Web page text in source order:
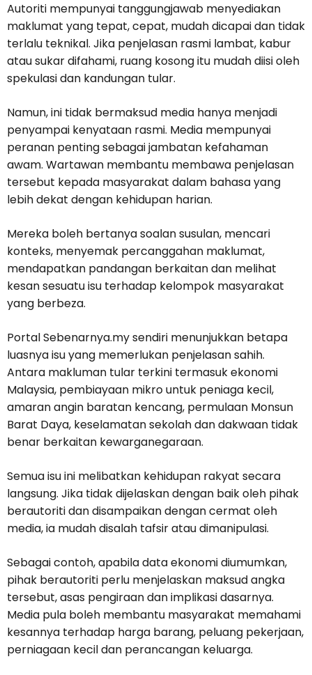
Autoriti mempunyai tanggungjawab menyediakan
maklumat yang tepat, cepat, mudah dicapai dan tidak
terlalu teknikal. Jika penjelasan rasmi lambat, kabur
atau sukar difahami, ruang kosong itu mudah diisi oleh
spekulasi dan kandungan tular.
Namun, ini tidak bermaksud media hanya menjadi
penyampai kenyataan rasmi. Media mempunyai
peranan penting sebagai jambatan kefahaman
awam. Wartawan membantu membawa penjelasan
tersebut kepada masyarakat dalam bahasa yang
lebih dekat dengan kehidupan harian.
Mereka boleh bertanya soalan susulan, mencari
konteks, menyemak percanggahan maklumat,
mendapatkan pandangan berkaitan dan melihat
kesan sesuatu isu terhadap kelompok masyarakat
yang berbeza.
Portal Sebenarnya.my sendiri menunjukkan betapa
luasnya isu yang memerlukan penjelasan sahih.
Antara makluman tular terkini termasuk ekonomi
Malaysia, pembiayaan mikro untuk peniaga kecil,
amaran angin baratan kencang, permulaan Monsun
Barat Daya, keselamatan sekolah dan dakwaan tidak
benar berkaitan kewarganegaraan.
Semua isu ini melibatkan kehidupan rakyat secara
langsung. Jika tidak dijelaskan dengan baik oleh pihak
berautoriti dan disampaikan dengan cermat oleh
media, ia mudah disalah tafsir atau dimanipulasi.
Sebagai contoh, apabila data ekonomi diumumkan,
pihak berautoriti perlu menjelaskan maksud angka
tersebut, asas pengiraan dan implikasi dasarnya.
Media pula boleh membantu masyarakat memahami
kesannya terhadap harga barang, peluang pekerjaan,
perniagaan kecil dan perancangan keluarga.